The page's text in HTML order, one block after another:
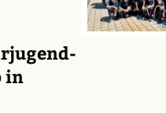
in